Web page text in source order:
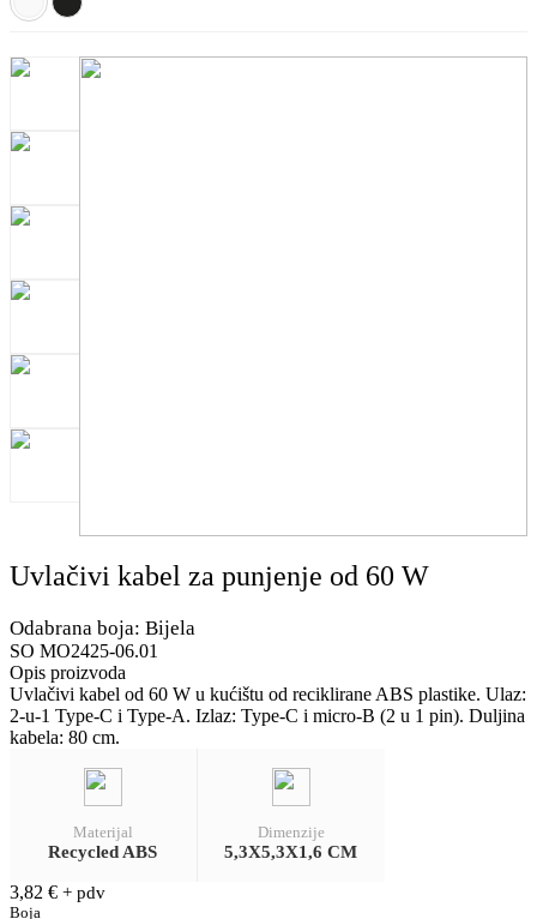
Uvlačivi kabel za punjenje od 60 W
Odabrana boja: Bijela
SO MO2425-06.01
Opis proizvoda
Uvlačivi kabel od 60 W u kućištu od reciklirane ABS plastike. Ulaz:
2-u-1 Type-C i Type-A. Izlaz: Type-C i micro-B (2 u 1 pin). Duljina
kabela: 80 cm.
Materijal
Recycled ABS
Dimenzije
5,3X5,3X1,6 CM
3,82 € + pdv
Boja